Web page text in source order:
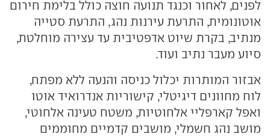
לפנים, לאחור וכנגד תנועה חוצה כולל בלימת חירום
אוטונומית, התרעת עירנות נהג, התרעת סטייה
מנתיב, בקרת שיוט אדפטיבית עד עצירה מוחלטת,
סיוע מעבר נתיב ועוד.
אבזור המותרות יכלול כניסה והנעה ללא מפתח,
לוח מחוונים דיגיטלי, קישוריות אנדרואיד אוטו
ואפל קארפליי אלחוטיות, משטח טעינה אלחוטי,
מושב נהג חשמלי, מושבים קדמיים מחוממים